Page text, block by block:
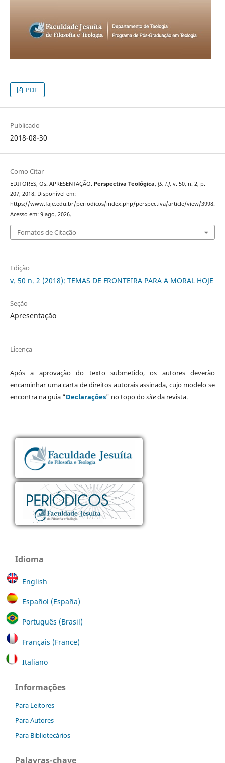
PDF
Publicado
2018-08-30
Como Citar
EDITORES, Os. APRESENTAÇÃO. Perspectiva Teológica, [S. l.], v. 50, n. 2, p.
207, 2018. Disponível em:
https://www.faje.edu.br/periodicos/index.php/perspectiva/article/view/3998.
Acesso em: 9 ago. 2026.
Fomatos de Citação
Edição
v. 50 n. 2 (2018): TEMAS DE FRONTEIRA PARA A MORAL HOJE
Seção
Apresentação
Licença
Após a aprovação do texto submetido, os autores deverão
encaminhar uma carta de direitos autorais assinada, cujo modelo se
encontra na guia "Declarações" no topo dositeda revista.
Idioma
English
Español (España)
Português (Brasil)
Français (France)
Italiano
Informações
Para Leitores
Para Autores
Para Bibliotecários
Palavras-chave